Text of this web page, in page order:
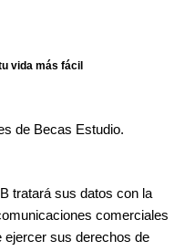
vida más fácil
de Becas Estudio.
tratará sus datos con la
comerciales
ejercer sus derechos de